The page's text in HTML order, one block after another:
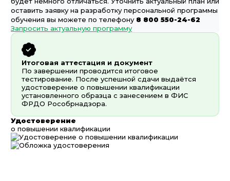
оставить заявку на разработку персональной программы
обучения вы можете по телефону 8 800 550-24-62
Запросить актуальную программу
Итоговая аттестация и документ
По завершении проводится итоговое
тестирование. После успешной сдачи выдаётся
удостоверение о повышении квалификации
установленного образца с занесением в ФИС
ФРДО Рособрнадзора.
Удостоверение
о повышении квалификации